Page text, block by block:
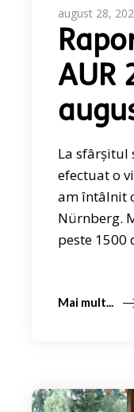
august 28,
AUR
La sfârșitul
efectuat o
am întâlnit
Nürnberg.
peste 1500
Mai mult...